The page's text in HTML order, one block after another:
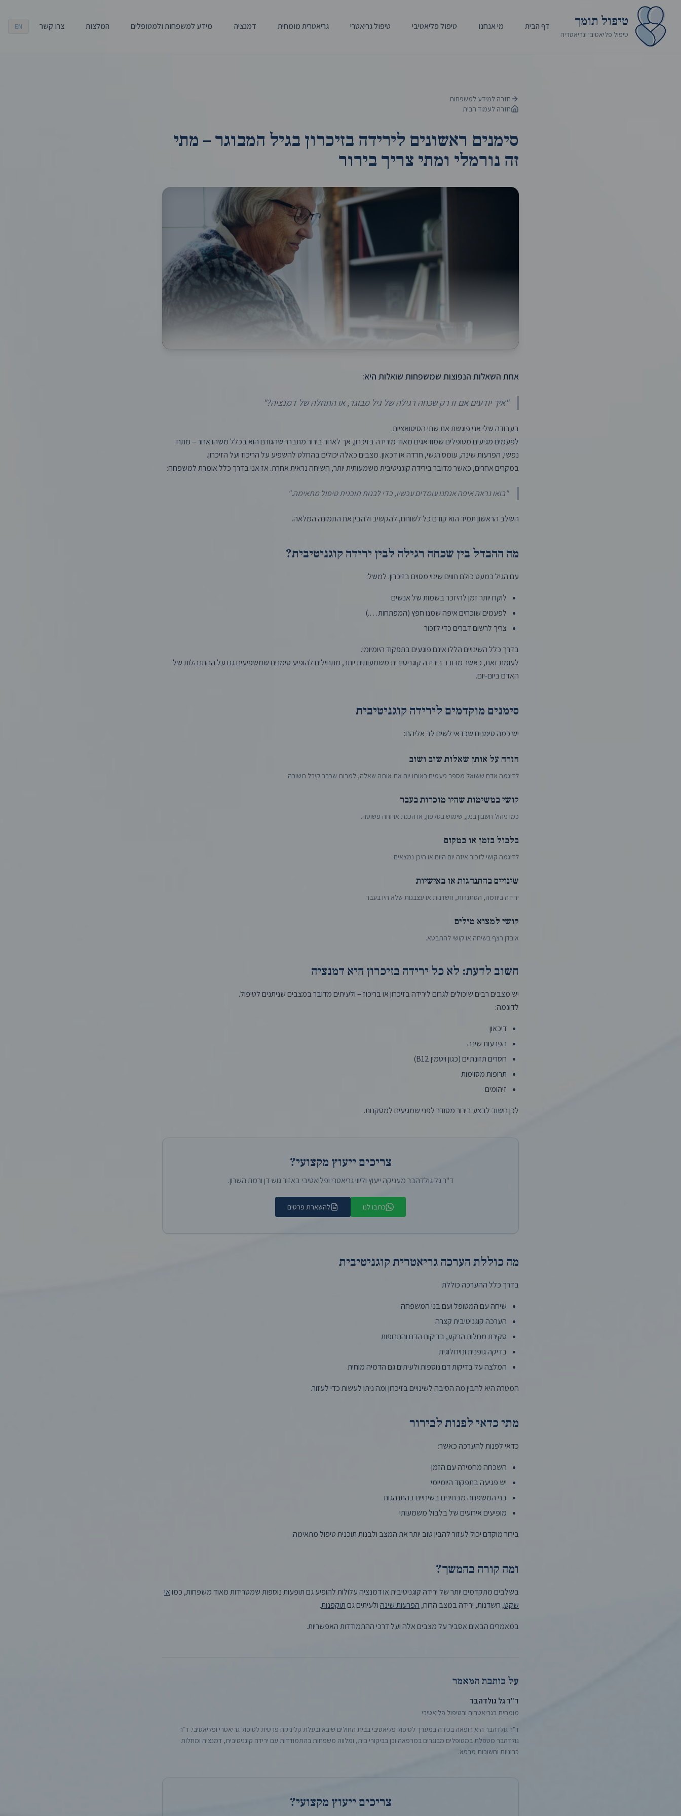
טיפול תומך
טיפול פליאטיבי וגריאטריה
דף הבית מי אנחנו טיפול פליאטיבי טיפול גריאטרי גריאטרית מומחית דמנציה מידע למשפחות ולמטופלים המלצות צרו קשר EN
חזרה למידע למשפחות
חזרה לעמוד הבית
סימנים ראשונים לירידה בזיכרון בגיל המבוגר – מתי
זה נורמלי ומתי צריך בירור
אחת השאלות הנפוצות שמשפחות שואלות היא:
"איך יודעים אם זו רק שכחה רגילה של גיל מבוגר, או התחלה של דמנציה?"
בעבודה שלי אני פוגשת את שתי הסיטואציות.
לפעמים מגיעים מטופלים שמודאגים מאוד מירידה בזיכרון, אך לאחר בירור מתברר שהגורם הוא בכלל משהו אחר – מתח
נפשי, הפרעות שינה, עומס רגשי, חרדה או דכאון. מצבים כאלה יכולים בהחלט להשפיע על הריכוז ועל הזיכרון.
במקרים אחרים, כאשר מדובר בירידה קוגניטיבית משמעותית יותר, השיחה נראית אחרת. אז אני בדרך כלל אומרת למשפחה:
"בואו נראה איפה אנחנו עומדים עכשיו, כדי לבנות תוכנית טיפול מתאימה."
השלב הראשון תמיד הוא קודם כל לשוחח, להקשיב ולהבין את התמונה המלאה.
מה ההבדל בין שכחה רגילה לבין ירידה קוגניטיבית?
עם הגיל כמעט כולם חווים שינוי מסוים בזיכרון. למשל:
לוקח יותר זמן להיזכר בשמות של אנשים
לפעמים שוכחים איפה שמנו חפץ (המפתחות….)
צריך לרשום דברים כדי לזכור
בדרך כלל השינויים הללו אינם פוגעים בתפקוד היומיומי.
לעומת זאת, כאשר מדובר בירידה קוגניטיבית משמעותית יותר, מתחילים להופיע סימנים שמשפיעים גם על ההתנהלות של
האדם ביום-יום.
סימנים מוקדמים לירידה קוגניטיבית
יש כמה סימנים שכדאי לשים לב אליהם:
חזרה על אותן שאלות שוב ושוב
לדוגמה אדם ששואל מספר פעמים באותו יום את אותה שאלה, למרות שכבר קיבל תשובה.
קושי במשימות שהיו מוכרות בעבר
כמו ניהול חשבון בנק, שימוש בטלפון, או הכנת ארוחה פשוטה.
בלבול בזמן או במקום
לדוגמה קושי לזכור איזה יום היום או היכן נמצאים.
שינויים בהתנהגות או באישיות
ירידה ביוזמה, הסתגרות, חשדנות או עצבנות שלא היו בעבר.
קושי למצוא מילים
אובדן רצף בשיחה או קושי להתבטא.
חשוב לדעת: לא כל ירידה בזיכרון היא דמנציה
יש מצבים רבים שיכולים לגרום לירידה בזיכרון או בריכוז – ולעיתים מדובר במצבים שניתנים לטיפול.
לדוגמה:
דיכאון
הפרעות שינה
חסרים תזונתיים (כגון ויטמין B12)
תרופות מסוימות
זיהומים
לכן חשוב לבצע בירור מסודר לפני שמגיעים למסקנות.
צריכים ייעוץ מקצועי?
ד"ר גל גולדהבר מעניקה ייעוץ וליווי גריאטרי ופליאטיבי באזור גוש דן ורמת השרון.
כתבו לנו להשארת פרטים
מה כוללת הערכה גריאטרית קוגניטיבית
בדרך כלל ההערכה כוללת:
שיחה עם המטופל ועם בני המשפחה
הערכה קוגניטיבית קצרה
סקירת מחלות הרקע, בדיקות הדם והתרופות
בדיקה גופנית ונוירולוגית
המלצה על בדיקות דם נוספות ולעיתים גם הדמיה מוחית
המטרה היא להבין מה הסיבה לשינויים בזיכרון ומה ניתן לעשות כדי לעזור.
מתי כדאי לפנות לבירור
כדאי לפנות להערכה כאשר:
השכחה מחמירה עם הזמן
יש פגיעה בתפקוד היומיומי
בני המשפחה מבחינים בשינויים בהתנהגות
מופיעים אירועים של בלבול משמעותי
בירור מוקדם יכול לעזור להבין טוב יותר את המצב ולבנות תוכנית טיפול מתאימה.
ומה קורה בהמשך?
בשלבים מתקדמים יותר של ירידה קוגניטיבית או דמנציה עלולות להופיע גם תופעות נוספות שמטרידות מאוד משפחות, כמואי
שקט, חשדנות, ירידה במצב הרוח, הפרעות שינהולעיתים גםתוקפנות.
במאמרים הבאים אסביר על מצבים אלה ועל דרכי ההתמודדות האפשריות.
על כותבת המאמר
ד"ר גל גולדהבר
מומחית בגריאטריה ובטיפול פליאטיבי
ד"ר גולדהבר היא רופאה בכירה במערך לטיפול פליאטיבי בבית החולים שיבא ובעלת קליניקה פרטית לטיפול גריאטרי ופליאטיבי. ד״ר
גולדהבר מטפלת במטופלים מבוגרים במרפאה וכן בביקורי בית, ומלווה משפחות בהתמודדות עם ירידה קוגניטיבית, דמנציה ומחלות
כרוניות וחשוכות מרפא.
צריכים ייעוץ מקצועי?